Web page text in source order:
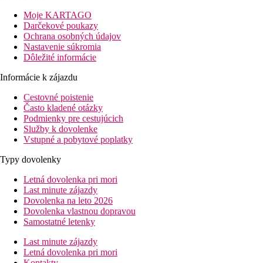
vzdialenosť od letiska: cca 42 km (Larnaka)
vzdialenosť od centra: priamo (Protaras)
vzdialenosť od nákupných možností: v blízkosti
Vybavenie izby
Izby
klimatizácia
telefón, satelitná televízia
Bezplatné Wi-Fi
bezpečné
minibar
kúpeľňa (vaňa alebo sprchovací kút, fén, WC)
Izby za príplatok
jednolôžkové izby
izby s bočným výhľadom na more
Vybavenie hotela
bufetová reštaurácia
bar
Moje KARTAGO
Darčekové poukazy
Ochrana osobných údajov
Nastavenie súkromia
Dôležité informácie
Informácie k zájazdu
Cestovné poistenie
Často kladené otázky
Podmienky pre cestujúcich
Služby k dovolenke
Vstupné a pobytové poplatky
Typy dovolenky
Letná dovolenka pri mori
Last minute zájazdy
Dovolenka na leto 2026
Dovolenka vlastnou dopravou
Samostatné letenky
Last minute zájazdy
Letná dovolenka pri mori